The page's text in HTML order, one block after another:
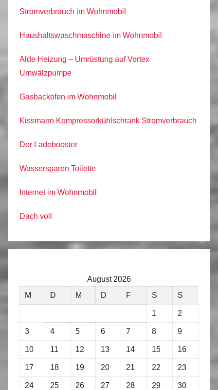
Stromverbrauch im Wohnmobil
Haushaltswaschmaschine im Wohnmobil
Alde Heizung – Umrüstung auf Vortex
Umwälzpumpe
Gasbackofen im Wohnmobil
Kissmann Kompressorkühlschrank Stromverbrauch
Der Ladebooster
Wassersparen Toilette
Internet im Wohnmobil
Dach voll
August 2026
M
D M D F S S
1 2
3 4 5 6 7 8 9
10 11 12 13 14 15 16
17 18 19 20 21 22 23
24 25 26 27 28 29 30